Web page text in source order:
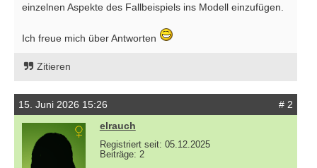
einzelnen Aspekte des Fallbeispiels ins Modell einzufügen.
Ich freue mich über Antworten
Zitieren
15. Juni 2026 15:26
# 2
elrauch
Registriert seit: 05.12.2025
Beiträge: 2